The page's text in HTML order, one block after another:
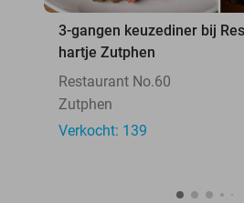
3-gangen keuzediner bij
hartje Zutphen
Restaurant No.60
Zutphen
Verkocht: 139